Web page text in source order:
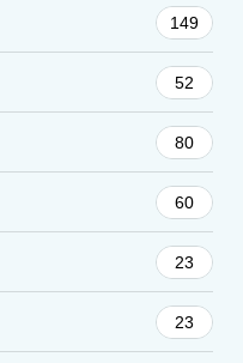
149
52
80
60
23
23